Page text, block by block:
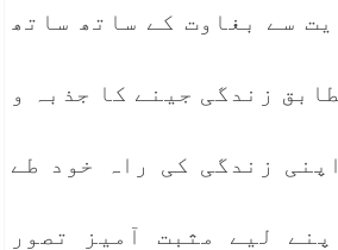
سے بغاوت کے ساتھ ساتھ
زندگی جینے کا جذبہ و
زندگی کی راہ خود طے
لیے مثبت آمیز تصور